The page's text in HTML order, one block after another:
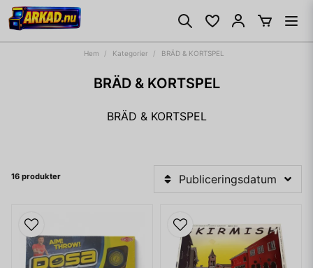
Hem Kategorier BRÄD & KORTSPEL
BRÄD & KORTSPEL
BRÄD & KORTSPEL
16 produkter Publiceringsdatum